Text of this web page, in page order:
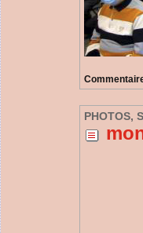
PHOTOS,